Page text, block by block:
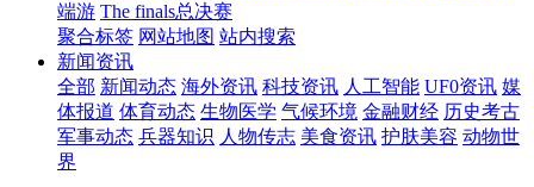
端游 The finals总决赛
聚合标签 网站地图 站内搜索
新闻资讯
全部 新闻动态 海外资讯 科技资讯 人工智能 UF0资讯 媒
体报道 体育动态 生物医学 气候环境 金融财经 历史考古
军事动态 兵器知识 人物传志 美食资讯 护肤美容 动物世
界